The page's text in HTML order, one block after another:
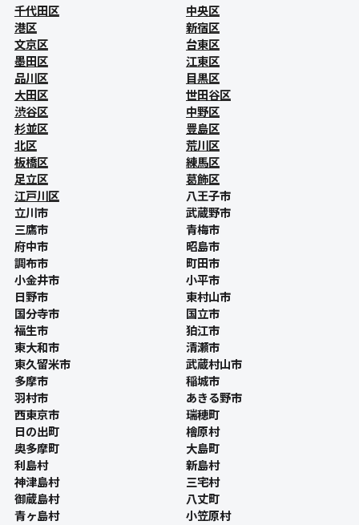
千代田区
中央区
港区
新宿区
文京区
台東区
墨田区
江東区
品川区
目黒区
大田区
世田谷区
渋谷区
中野区
杉並区
豊島区
北区
荒川区
板橋区
練馬区
足立区
葛飾区
江戸川区
八王子市
立川市
武蔵野市
三鷹市
青梅市
府中市
昭島市
調布市
町田市
小金井市
小平市
日野市
東村山市
国分寺市
国立市
福生市
狛江市
東大和市
清瀬市
東久留米市
武蔵村山市
多摩市
稲城市
羽村市
あきる野市
西東京市
瑞穂町
日の出町
檜原村
奥多摩町
大島町
利島村
新島村
神津島村
三宅村
御蔵島村
八丈町
青ヶ島村
小笠原村